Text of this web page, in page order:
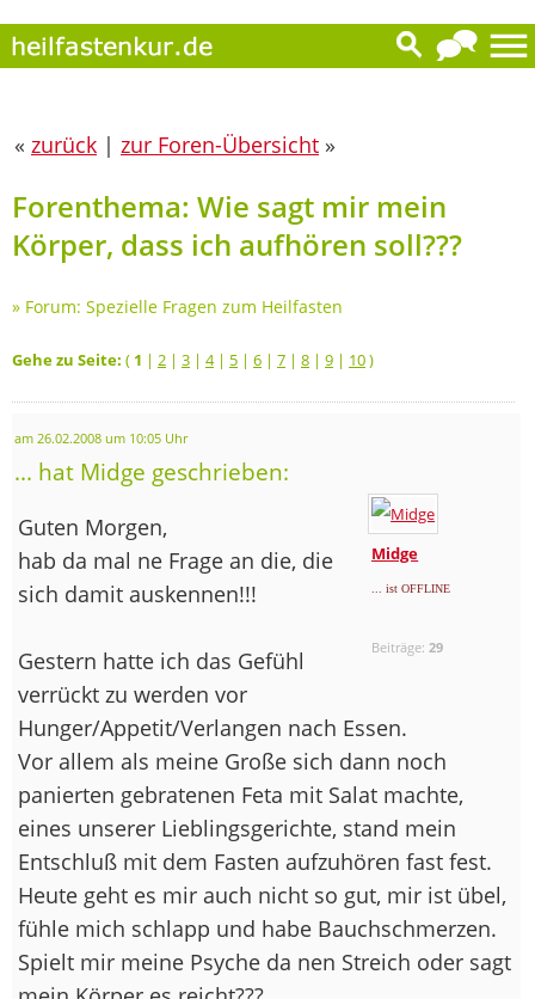
« zurück | zur Foren-Übersicht »
Forenthema: Wie sagt mir mein
Körper, dass ich aufhören soll???
» Forum: Spezielle Fragen zum Heilfasten
Gehe zu Seite: ( 1 | 2 | 3 | 4| 5 | 6 | 7 | 8 | 9 | 10)
am 26.02.2008 um 10:05 Uhr
... hat Midge geschrieben:
Midge
... ist OFFLINE
Beiträge: 29
Guten Morgen,
hab da mal ne Frage an die, die
sich damit auskennen!!!
Gestern hatte ich das Gefühl
verrückt zu werden vor
Hunger/Appetit/Verlangen nach Essen.
Vor allem als meine Große sich dann noch
panierten gebratenen Feta mit Salat machte,
eines unserer Lieblingsgerichte, stand mein
Entschluß mit dem Fasten aufzuhören fast fest.
Heute geht es mir auch nicht so gut, mir ist übel,
fühle mich schlapp und habe Bauchschmerzen.
Spielt mir meine Psyche da nen Streich oder sagt